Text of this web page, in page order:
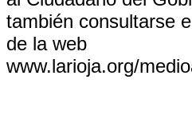
también consultarse
de la web
www.larioja.org/